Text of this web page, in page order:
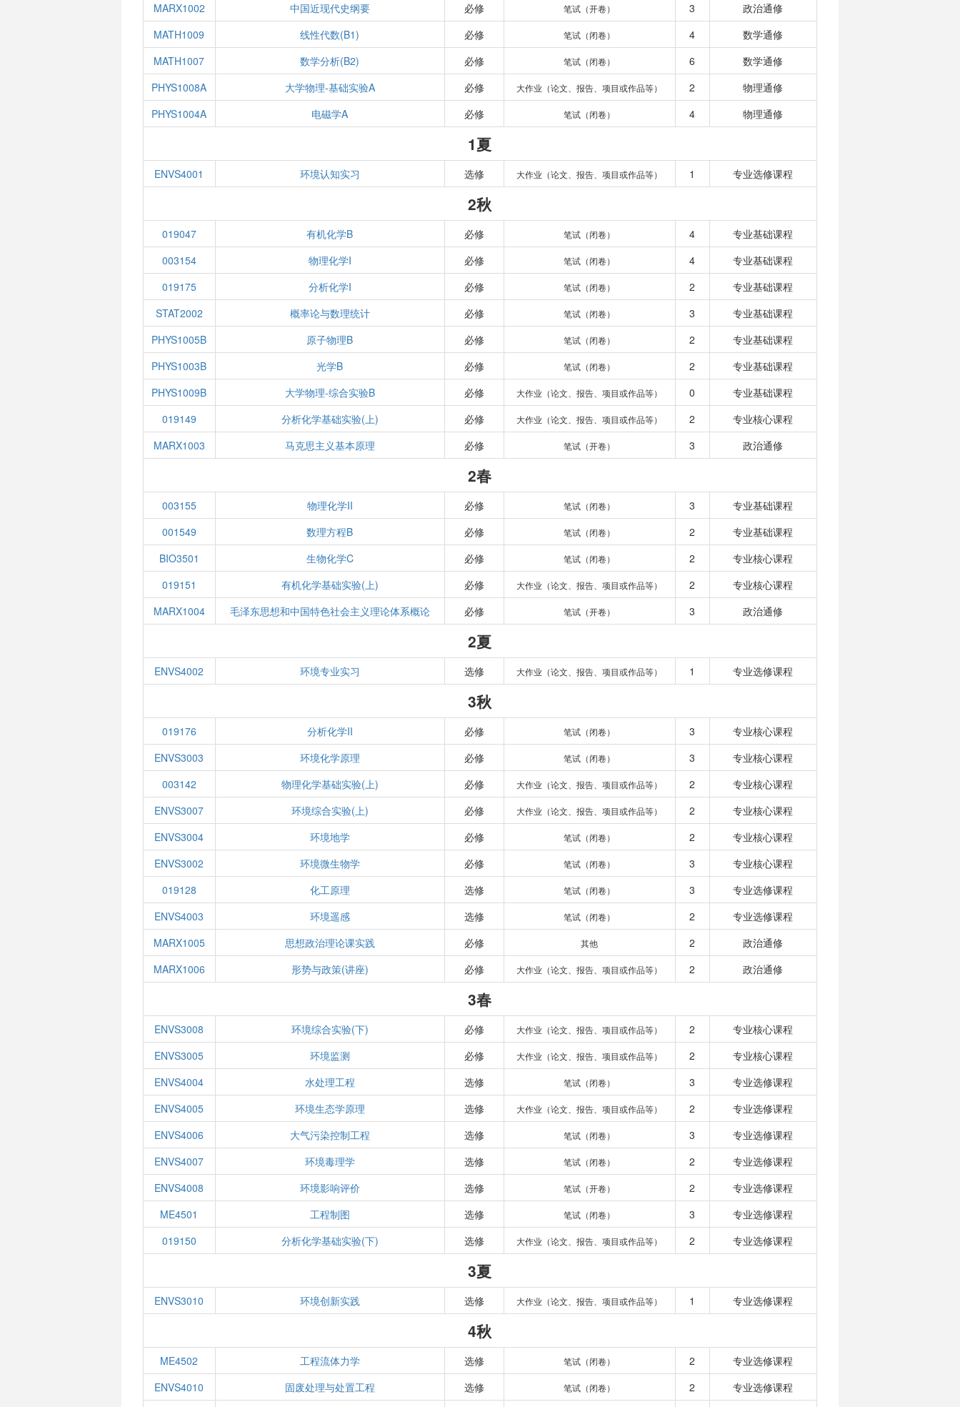
MARX1002
中国近现代史纲要 必修 笔试（开卷） 3
政治通修
MATH1009
线性代数(B1) 必修 笔试（闭卷） 4
数学通修
MATH1007
数学分析(B2) 必修 笔试（闭卷） 6
数学通修
PHYS1008A
大学物理-基础实验A 必修 大作业（论文、报告、项目或作品等） 2
物理通修
PHYS1004A
电磁学A 必修 笔试（闭卷） 4 物理通修
1夏
ENVS4001 环境认知实习 选修 大作业（论文、报告、项目或作品等） 1 专业选修课程
2秋
019047 有机化学B 必修 笔试（闭卷） 4
专业基础课程
003154
物理化学I 必修 笔试（闭卷） 4
专业基础课程
019175
分析化学I 必修 笔试（闭卷） 2
专业基础课程
STAT2002
概率论与数理统计 必修 笔试（闭卷） 3
专业基础课程
PHYS1005B
原子物理B 必修 笔试（闭卷） 2
专业基础课程
PHYS1003B
光学B 必修 笔试（闭卷） 2
专业基础课程
PHYS1009B
大学物理-综合实验B 必修 大作业（论文、报告、项目或作品等） 0
专业基础课程
019149
分析化学基础实验(上) 必修 大作业（论文、报告、项目或作品等） 2
专业核心课程
MARX1003
马克思主义基本原理 必修 笔试（开卷） 3 政治通修
2春
003155 物理化学II 必修 笔试（闭卷） 3
专业基础课程
001549
数理方程B 必修 笔试（闭卷） 2
专业基础课程
BIO3501
生物化学C 必修 笔试（闭卷） 2
专业核心课程
019151
有机化学基础实验(上) 必修 大作业（论文、报告、项目或作品等） 2
专业核心课程
MARX1004
毛泽东思想和中国特色社会主义理论体系概论 必修 笔试（开卷） 3 政治通修
2夏
ENVS4002 环境专业实习 选修 大作业（论文、报告、项目或作品等） 1 专业选修课程
3秋
019176 分析化学II 必修 笔试（闭卷） 3
专业核心课程
ENVS3003
环境化学原理 必修 笔试（闭卷） 3
专业核心课程
003142
物理化学基础实验(上) 必修 大作业（论文、报告、项目或作品等） 2
专业核心课程
ENVS3007
环境综合实验(上) 必修 大作业（论文、报告、项目或作品等） 2
专业核心课程
ENVS3004
环境地学 必修 笔试（闭卷） 2
专业核心课程
ENVS3002
环境微生物学 必修 笔试（闭卷） 3
专业核心课程
019128
化工原理 选修 笔试（闭卷） 3
专业选修课程
ENVS4003
环境遥感 选修 笔试（闭卷） 2
专业选修课程
MARX1005
思想政治理论课实践 必修 其他 2
政治通修
MARX1006
形势与政策(讲座) 必修 大作业（论文、报告、项目或作品等） 2 政治通修
3春
ENVS3008 环境综合实验(下) 必修 大作业（论文、报告、项目或作品等） 2
专业核心课程
ENVS3005
环境监测 必修 大作业（论文、报告、项目或作品等） 2
专业核心课程
ENVS4004
水处理工程 选修 笔试（闭卷） 3
专业选修课程
ENVS4005
环境生态学原理 选修 大作业（论文、报告、项目或作品等） 2
专业选修课程
ENVS4006
大气污染控制工程 选修 笔试（闭卷） 3
专业选修课程
ENVS4007
环境毒理学 选修 笔试（闭卷） 2
专业选修课程
ENVS4008
环境影响评价 选修 笔试（开卷） 2
专业选修课程
ME4501
工程制图 选修 笔试（闭卷） 3
专业选修课程
019150
分析化学基础实验(下) 选修 大作业（论文、报告、项目或作品等） 2 专业选修课程
3夏
ENVS3010 环境创新实践 选修 大作业（论文、报告、项目或作品等） 1 专业选修课程
4秋
ME4502 工程流体力学 选修 笔试（闭卷） 2
专业选修课程
ENVS4010
固废处理与处置工程 选修 笔试（闭卷） 2
专业选修课程